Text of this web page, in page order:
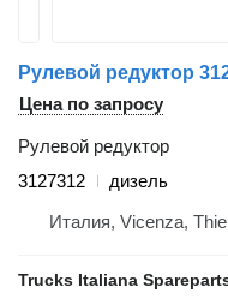
Рулевой редуктор
Цена по запросу
Рулевой редуктор
3127312
дизель
Италия, Vicenza,
Trucks Italiana